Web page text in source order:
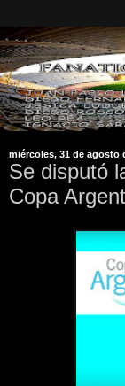
miércoles, 31 de agosto
Se disputó
Copa